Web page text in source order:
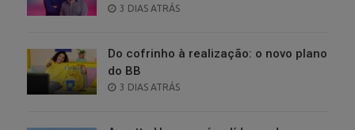
POSTED
3 DIAS ATRÁS
Do cofrinho à realização: o novo plano
do BB
POSTED
3 DIAS ATRÁS